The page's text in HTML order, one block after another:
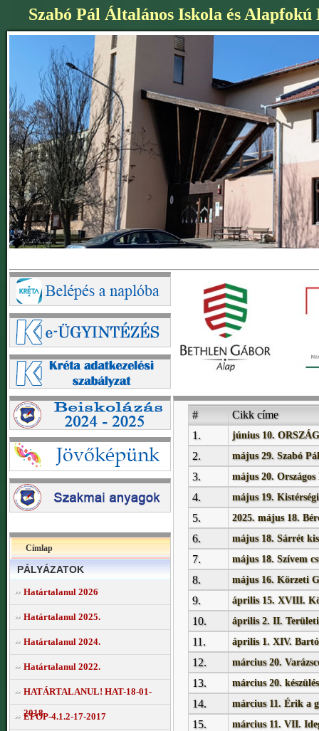
Szabó Pál Általános Iskola és
Címlap
PÁLYÁZATOK
Határtalanul 2026
Határtalanul 2025.
Határtalanul 2024.
Határtalanul 2022.
HATÁRTALANUL! HAT-18-01-
2018
EFOP-4.1.2-17-2017
#
Cikk címe
1.
június 10.
2. május 29. Szabó
3. május 20.
4. május 19.
5. 2025. május 18.
6. május 18. Sárrét
7. május 18. Szívem
8. május 16. Körzeti
9. április 15. XVIII.
10. április 2. II. Területi
11. április 1. XIV.
12. március 20.
13. március 20.
14. március 11. Érik a
15. március 11. VII.